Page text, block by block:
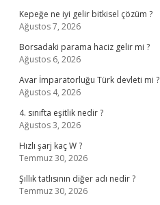
Kepeğe ne iyi gelir bitkisel çözüm ?
Ağustos 7, 2026
Borsadaki parama haciz gelir mi ?
Ağustos 6, 2026
Avar İmparatorluğu Türk devleti mi ?
Ağustos 4, 2026
4. sınıfta eşitlik nedir ?
Ağustos 3, 2026
Hızlı şarj kaç W ?
Temmuz 30, 2026
Şıllık tatlısının diğer adı nedir ?
Temmuz 30, 2026